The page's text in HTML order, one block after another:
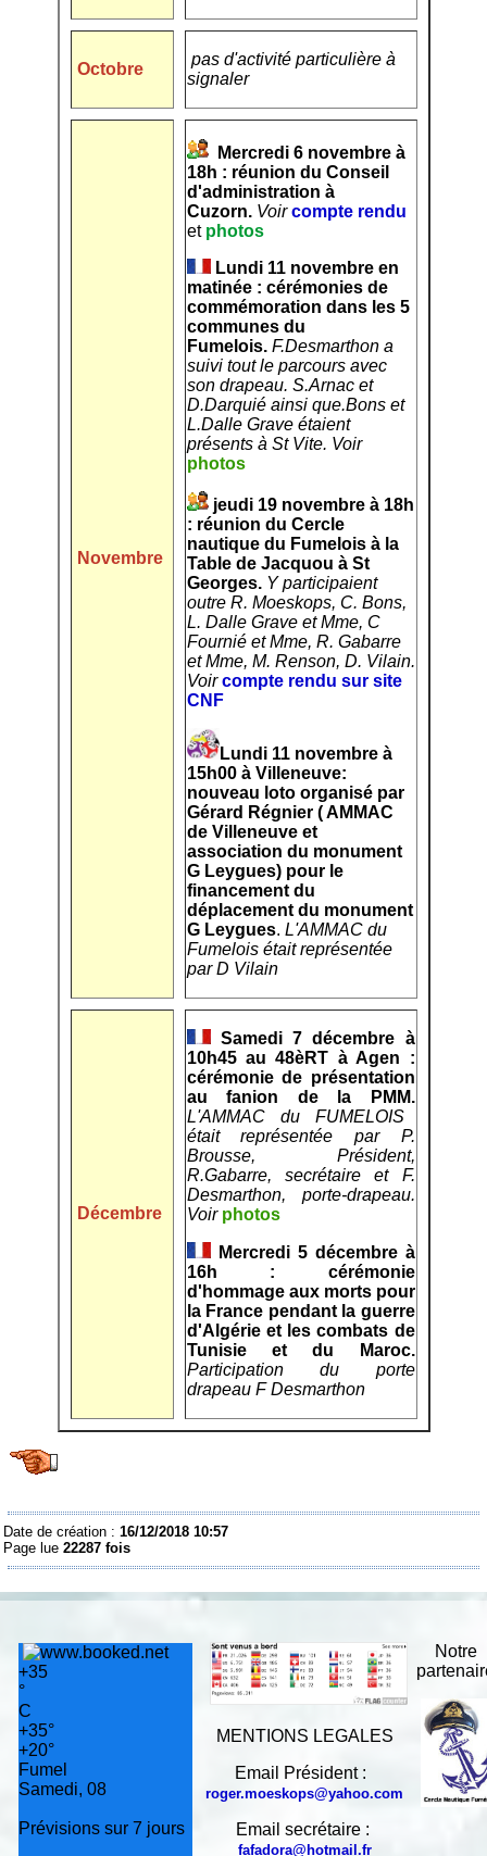
Octobre
pas d'activité particulière à
signaler
Novembre
Mercredi 6 novembre à
18h : réunion du Conseil
d'administration à
Cuzorn. Voir compte rendu
et photos
Lundi 11 novembre en
matinée : cérémonies de
commémoration dans les 5
communes du
Fumelois. F.Desmarthon a
suivi tout le parcours avec
son drapeau. S.Arnac et
D.Darquié ainsi que.Bons et
L.Dalle Grave étaient
présents à St Vite. Voir
photos
jeudi 19 novembre à 18h
: réunion du Cercle
nautique du Fumelois à la
Table de Jacquou à St
Georges. Y participaient
outre R. Moeskops, C. Bons,
L. Dalle Grave et Mme, C
Fournié et Mme, R. Gabarre
et Mme, M. Renson, D. Vilain.
Voircompte rendu sur site
CNF
Lundi 11 novembre à
15h00 à Villeneuve:
nouveau loto organisé par
Gérard Régnier ( AMMAC
de Villeneuve et
association du monument
G Leygues) pour le
financement du
déplacement du monument
G Leygues. L'AMMAC du
Fumelois était représentée
par D Vilain
Décembre
Samedi 7 décembre à
10h45 au 48èRT à Agen :
cérémonie de présentation
au fanion de la PMM.
L'AMMAC du FUMELOIS
était représentée par P.
Brousse, Président,
R.Gabarre, secrétaire et F.
Desmarthon, porte-drapeau.
Voir photos
Mercredi 5 décembre à
16h : cérémonie
d'hommage aux morts pour
la France pendant la guerre
d'Algérie et les combats de
Tunisie et du Maroc.
Participation du porte
drapeau F Desmarthon
Date de création :16/12/2018 10:57
Page lue22287 fois
+35
°
C
+35°
+20°
Fumel
Samedi, 08
Prévisions sur 7 jours
MENTIONS LEGALES
Email Président :
roger.moeskops@yahoo.com
Email secrétaire :
fafadora@hotmail.fr
Notre